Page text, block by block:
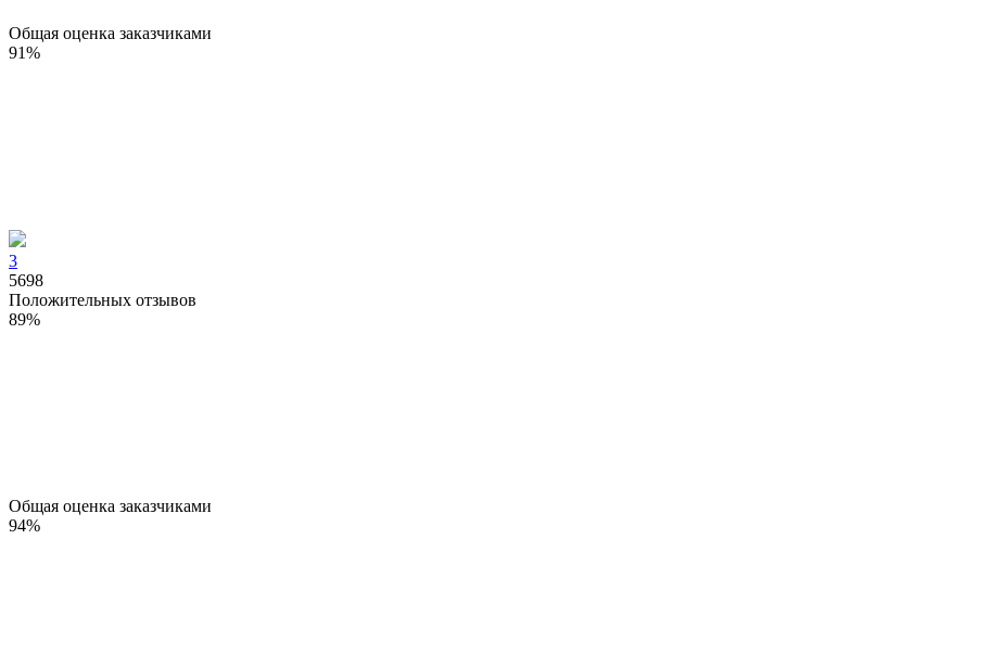
Общая оценка заказчиками
91%
3
5698
Положительных отзывов
89%
Общая оценка заказчиками
94%